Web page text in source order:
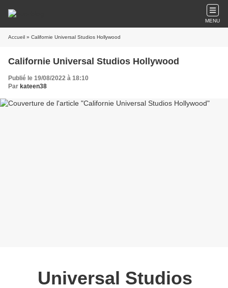
MENU
Accueil » Californie Universal Studios Hollywood
Californie Universal Studios Hollywood
Publié le 19/08/2022 à 18:10
Par kateen38
Universal Studios